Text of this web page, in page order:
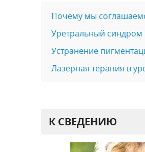
Почему мы
Уретральный синдром
Устранение
Лазерная терапия в
К СВЕДЕНИЮ